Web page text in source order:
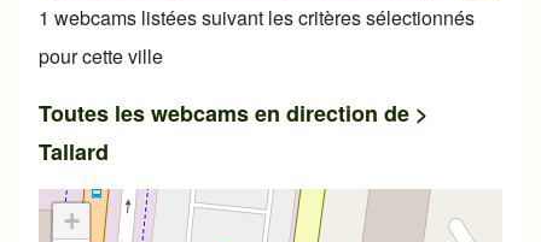
1 webcams listées suivant les critères sélectionnés
pour cette ville
Toutes les webcams en direction de >
Tallard
+